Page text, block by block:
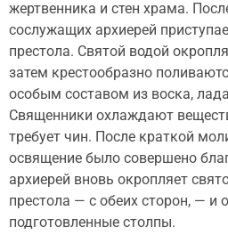
жертвенника и стен храма.
сослужащих архиерей
престола. Святой водой
затем крестообразно
особым составом из воска,
Священники охлаждают
требует чин. После краткой
освящение было совершено
архиерей вновь окропляет
престола — с обеих сторон, — и
подготовленные столпы.